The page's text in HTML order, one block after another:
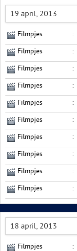
19 april, 2013
Filmpjes :
Filmpjes :
Filmpjes :
Filmpjes :
Filmpjes :
Filmpjes :
Filmpjes :
Filmpjes
:
Filmpjes :
Filmpjes :
18 april, 2013
Filmpjes :